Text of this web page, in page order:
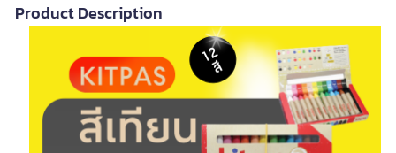
Product Description